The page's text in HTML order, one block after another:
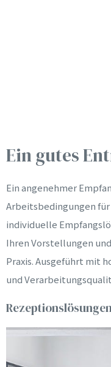
Ein gutes
Ein angenehmer
Arbeitsbedingungen
individuelle
Ihren Vorstellungen
Praxis. Ausgeführt mit
und